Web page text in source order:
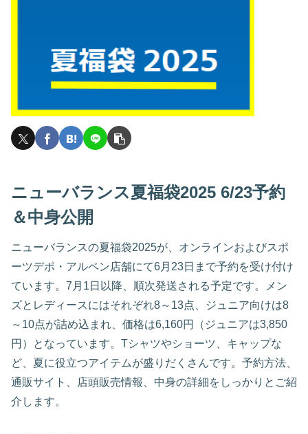
ニューバランス夏福袋2025 6/23予約
＆中身公開
ニューバランスの夏福袋2025が、オンラインおよびスポ
ーツデポ・アルペン店舗にて6月23日まで予約を受け付け
ています。7月1日以降、順次発送される予定です。メン
ズとレディースにはそれぞれ8～13点、ジュニア向けは8
～10点が詰め込まれ、価格は6,160円（ジュニアは3,850
円）となっています。Tシャツやショーツ、キャップな
ど、夏に役立つアイテムが盛りだくさんです。予約方法、
通販サイト、店頭販売情報、中身の詳細をしっかりとご紹
介します。